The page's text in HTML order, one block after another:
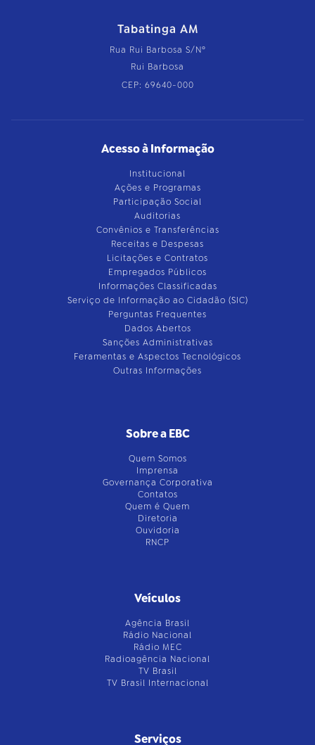
Tabatinga AM
Rua Rui Barbosa S/Nº
Rui Barbosa
CEP: 69640-000
Acesso à Informação
Institucional
Ações e Programas
Participação Social
Auditorias
Convênios e Transferências
Receitas e Despesas
Licitações e Contratos
Empregados Públicos
Informações Classificadas
Serviço de Informação ao Cidadão (SIC)
Perguntas Frequentes
Dados Abertos
Sanções Administrativas
Feramentas e Aspectos Tecnológicos
Outras Informações
Sobre a EBC
Quem Somos
Imprensa
Governança Corporativa
Contatos
Quem é Quem
Diretoria
Ouvidoria
RNCP
Veículos
Agência Brasil
Rádio Nacional
Rádio MEC
Radioagência Nacional
TV Brasil
TV Brasil Internacional
Serviços